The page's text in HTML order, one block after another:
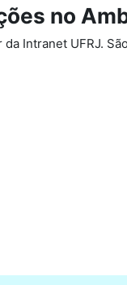
no
Intranet UFRJ.